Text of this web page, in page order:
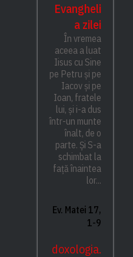
Evangheli
a zilei
În vremea
aceea a luat
Iisus cu Sine
pe Petru și pe
Iacov și pe
Ioan, fratele
lui, și i-a dus
într-un munte
înalt, de o
parte. Și S-a
schimbat la
față înaintea
lor...
Ev. Matei 17,
1-9
doxologia.